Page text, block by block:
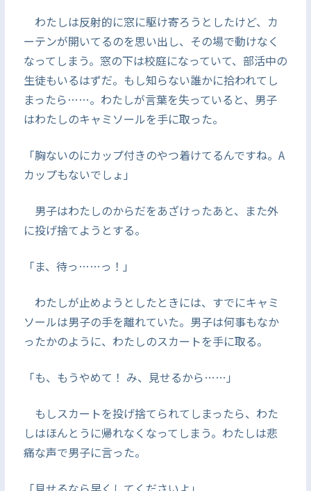
わたしは反射的に窓に駆け寄ろうとしたけど、カ
ーテンが開いてるのを思い出し、その場で動けなく
なってしまう。窓の下は校庭になっていて、部活中の
生徒もいるはずだ。もし知らない誰かに拾われてし
まったら……。わたしが言葉を失っていると、男子
はわたしのキャミソールを手に取った。
「胸ないのにカップ付きのやつ着けてるんですね。A
カップもないでしょ」
男子はわたしのからだをあざけったあと、また外
に投げ捨てようとする。
「ま、待っ……っ！」
わたしが止めようとしたときには、すでにキャミ
ソールは男子の手を離れていた。男子は何事もなか
ったかのように、わたしのスカートを手に取る。
「も、もうやめて！ み、見せるから……」
もしスカートを投げ捨てられてしまったら、わた
しはほんとうに帰れなくなってしまう。わたしは悲
痛な声で男子に言った。